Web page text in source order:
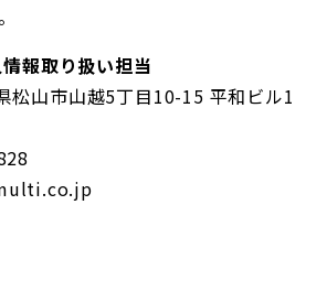
報取り扱い担当
松山市山越5丁目10-15 平和ビル1